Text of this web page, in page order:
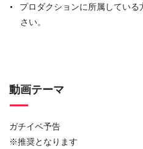
プロダクションに所属してい
さい。
動画テーマ
ガチイベ予告
※推奨となります